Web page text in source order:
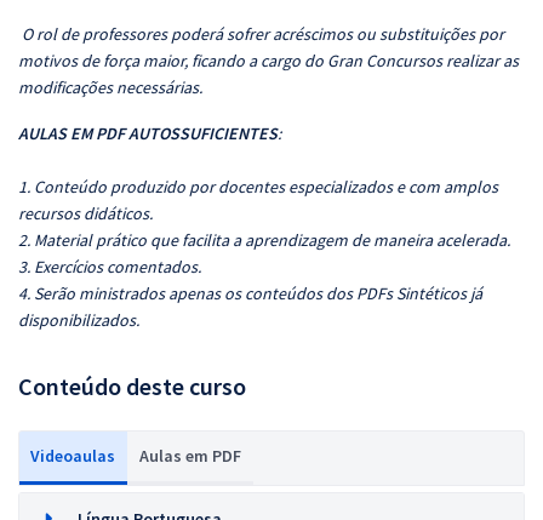
O rol de professores poderá sofrer acréscimos ou substituições por
motivos de força maior, ficando a cargo do Gran Concursos realizar as
modificações necessárias.
AULAS EM PDF AUTOSSUFICIENTES:
1. Conteúdo produzido por docentes especializados e com amplos
recursos didáticos.
2. Material prático que facilita a aprendizagem de maneira acelerada.
3. Exercícios comentados.
4. Serão ministrados apenas os conteúdos dos PDFs Sintéticos já
disponibilizados.
Conteúdo deste curso
Videoaulas Aulas em PDF